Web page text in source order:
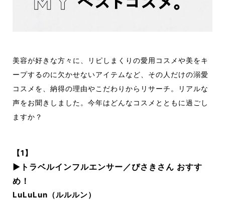
美容が好きな方々に、リピしまくりの愛用コスメや美をキ
ープするのに欠かせないアイテムなど、その人だけの溺愛
コスメを、納得の理由やこだわりからリサーチ。リアルな
声をお聞きしました。今年はどんなコスメとともに過ごし
ますか？
【1】
▶︎トラベルインフルエンサー／ぴさきさん おすす
め！
LuLuLun（ルルルン）